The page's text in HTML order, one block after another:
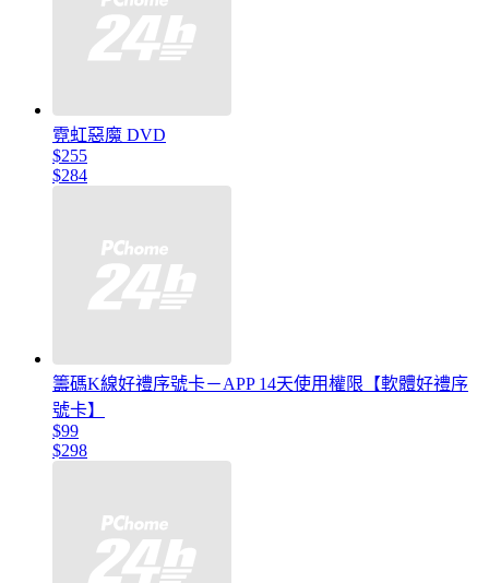
霓虹惡魔 DVD
$255
$284
籌碼K線好禮序號卡－APP 14天使用權限【軟體好禮序
號卡】
$99
$298